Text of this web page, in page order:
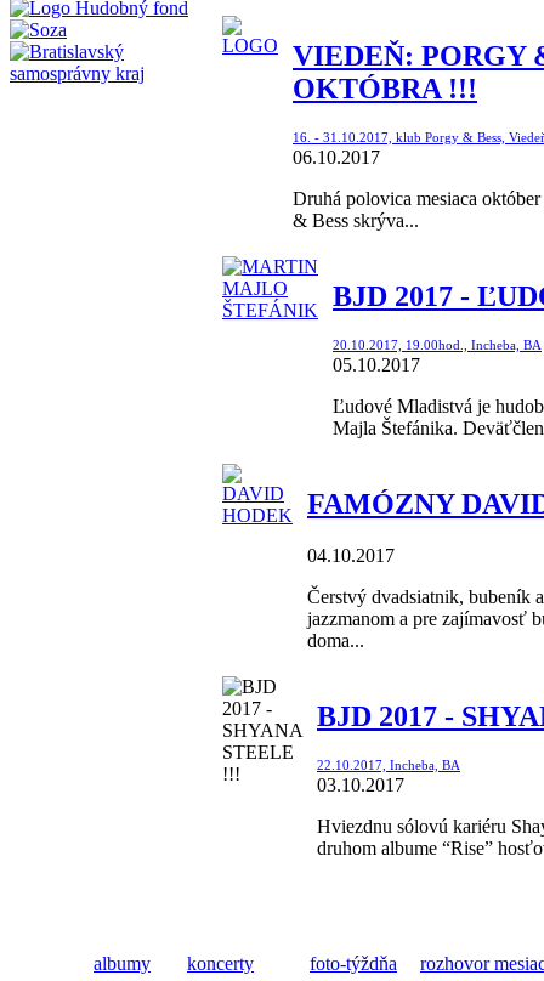
VIEDEŇ: PORGY
OKTÓBRA !!!
16. - 31.10.2017, klub Porgy & Bess,
06.10.2017
Druhá polovica mesiaca
& Bess skrýva...
BJD 2017 -
20.10.2017, 19.00hod., Incheba, BA
05.10.2017
Ľudové Mladistvá je
Majla Štefánika.
FAMÓZNY
04.10.2017
Čerstvý dvadsiatnik, bubeník
jazzmanom a pre zajímavosť
doma...
BJD 2017 -
22.10.2017, Incheba, BA
03.10.2017
Hviezdnu sólovú kariéru
druhom albume “Rise”
albumy koncerty foto-týždňa rozhovor